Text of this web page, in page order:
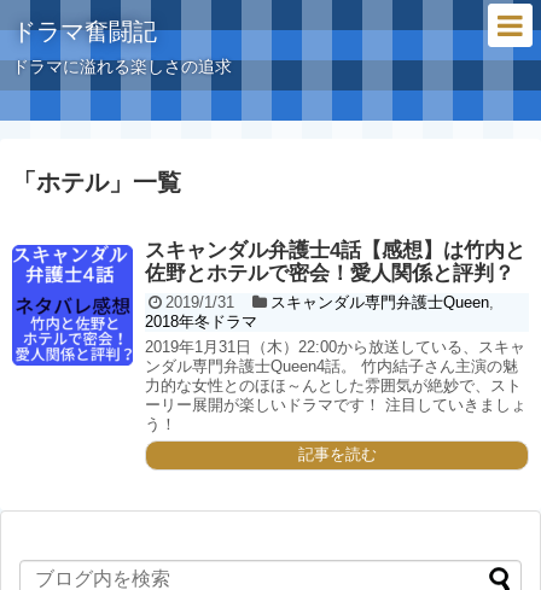
ドラマ奮闘記
ドラマに溢れる楽しさの追求
「 ホテル」 一覧
スキャンダル弁護士4話【感想】は竹内と
佐野とホテルで密会！愛人関係と評判？
2019/1/31 スキャンダル専門弁護士Queen,
2018年冬ドラマ
2019年1月31日（木）22:00から放送している、スキャ
ンダル専門弁護士Queen4話。 竹内結子さん主演の魅
力的な女性とのほほ～んとした雰囲気が絶妙で、スト
ーリー展開が楽しいドラマです！ 注目していきましょ
う！
記事を読む